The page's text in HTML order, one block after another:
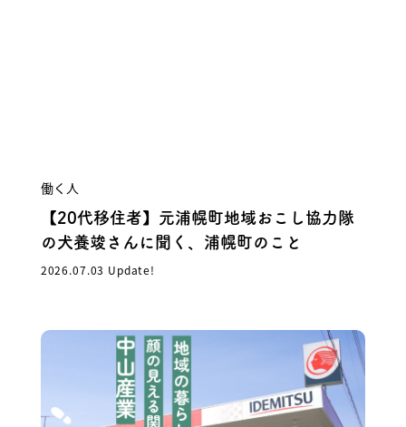
働く人
【20代移住者】元浦幌町地域おこし協力隊
の犬養竣さんに聞く、浦幌町のこと
2026.07.03 Update!